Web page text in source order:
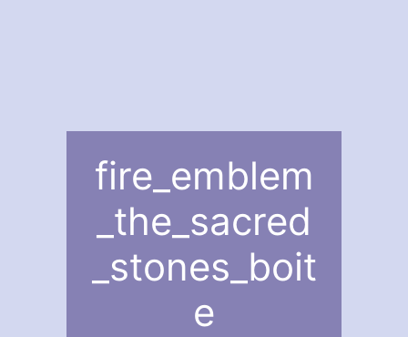
fire_emblem
_the_sacred
_stones_boit
e